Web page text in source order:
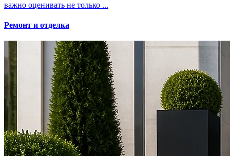
важно оценивать не только ...
Ремонт и отделка